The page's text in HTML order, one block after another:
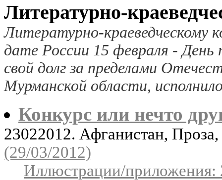
Литературно-
Литературно-краеведческому
дате России 15 февраля - День
свой долг за пределами
Мурманской области,
Конкурс или нечто
23022012. Афганистан,
(29/03/2012)
Иллюстрации/приложения: